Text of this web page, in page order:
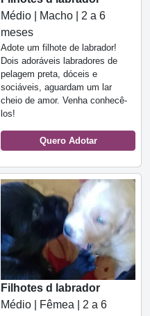
Médio | Macho | 2 a 6
meses
Adote um filhote de labrador!
Dois adoráveis labradores de
pelagem preta, dóceis e
sociáveis, aguardam um lar
cheio de amor. Venha conhecê-
los!
Quero Adotar
Filhotes d labrador
Médio | Fêmea | 2 a 6